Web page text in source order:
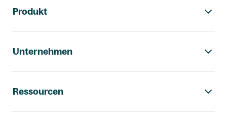
Produkt
Unternehmen
Ressourcen